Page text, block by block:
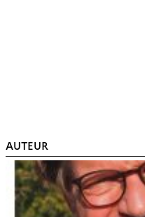
AUTEUR